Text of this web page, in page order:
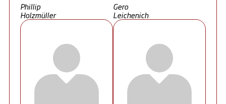
Phillip
Holzmüller
Gero
Leichenich